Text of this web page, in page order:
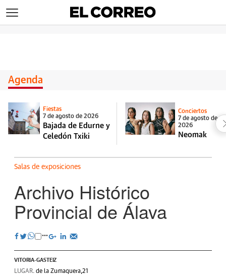
Agenda
Fiestas
7 de agosto de 2026
Bajada de Edurne y
Celedón Txiki
Conciertos
7 de agosto de
2026
Neomak
Salas de exposiciones
Archivo Histórico
Provincial de Álava
VITORIA-GASTEIZ
LUGAR. de la Zumaquera,21